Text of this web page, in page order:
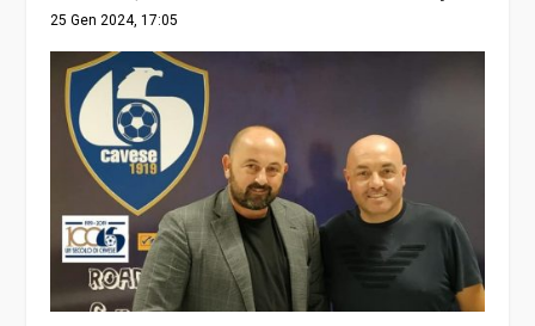
25 Gen 2024, 17:05